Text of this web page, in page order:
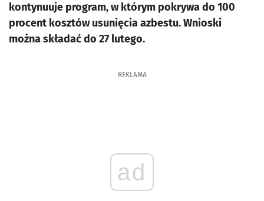
kontynuuje program, w którym pokrywa do 100
procent kosztów usunięcia azbestu. Wnioski
można składać do 27 lutego.
REKLAMA
ad